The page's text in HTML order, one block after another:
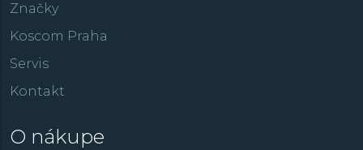
Značky
Koscom Praha
Servis
Kontakt
O nákupe